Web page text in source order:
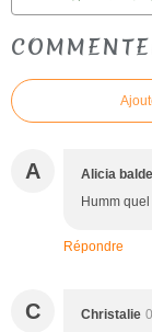
A Alicia
Humm
Répondre
C Christalie